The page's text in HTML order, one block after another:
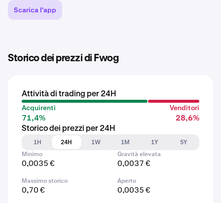
Scarica l'app
Storico dei prezzi di Fwog
Attività di trading per 24H
Acquirenti
71,4%
Venditori
28,6%
Storico dei prezzi per 24H
1H
24H 1W 1M 1Y
5Y
Minimo
0,0035 €
Gravità elevata
0,0037 €
Massimo storico
0,70 €
Aperto
0,0035 €